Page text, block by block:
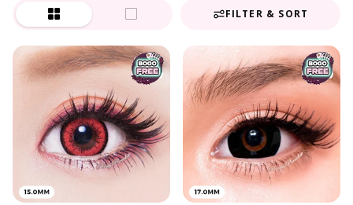
FILTER & SORT